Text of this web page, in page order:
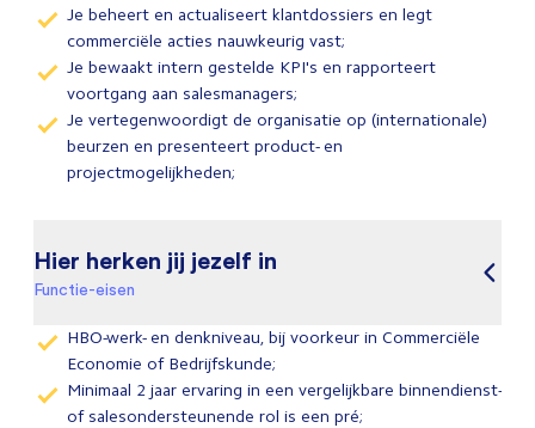
Je beheert en actualiseert klantdossiers en legt
commerciële acties nauwkeurig vast;
Je bewaakt intern gestelde KPI's en rapporteert
voortgang aan salesmanagers;
Je vertegenwoordigt de organisatie op (internationale)
beurzen en presenteert product- en
projectmogelijkheden;
Hier herken jij jezelf in
Functie-eisen
HBO-werk- en denkniveau, bij voorkeur in Commerciële
Economie of Bedrijfskunde;
Minimaal 2 jaar ervaring in een vergelijkbare binnendienst-
of salesondersteunende rol is een pré;